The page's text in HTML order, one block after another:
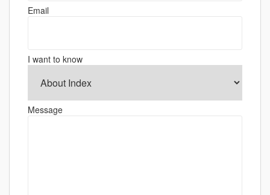
Email
I want to know
Message